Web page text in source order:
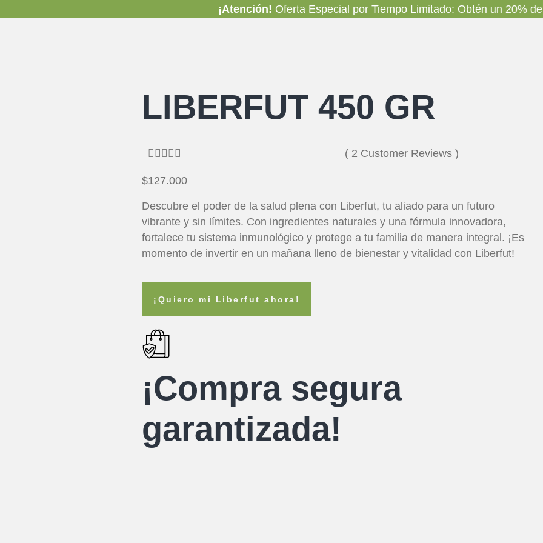
¡Atención!Oferta Especial por Tiempo Limitado: Obtén un 20% de
LIBERFUT 450 GR
     ( 2 Customer Reviews )
$127.000
Descubre el poder de la salud plena con Liberfut, tu aliado para un futuro
vibrante y sin límites. Con ingredientes naturales y una fórmula innovadora,
fortalece tu sistema inmunológico y protege a tu familia de manera integral. ¡Es
momento de invertir en un mañana lleno de bienestar y vitalidad con Liberfut!
¡Quiero mi Liberfut ahora!
¡Compra segura
garantizada!